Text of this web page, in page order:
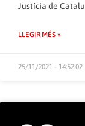
Justícia de
LLEGIR MÉS »
25/11/2021 - 14:52:02